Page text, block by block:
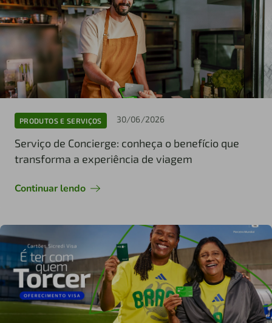
PRODUTOS E SERVIÇOS 30/06/2026
Serviço de Concierge: conheça o benefício que
transforma a experiência de viagem
Continuar lendo